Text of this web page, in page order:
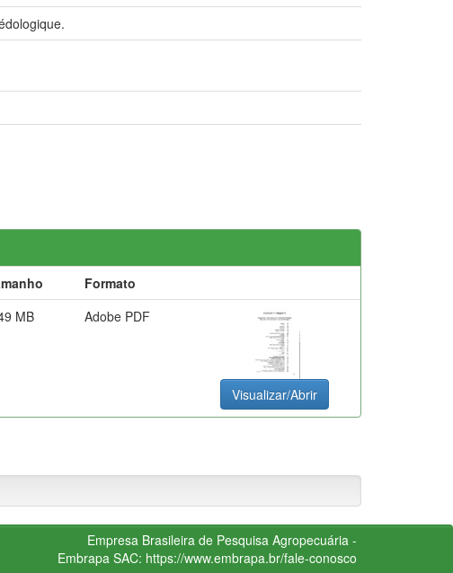
Formato
MB Adobe PDF
Visualizar/Abrir
Empresa Brasileira de Pesquisa Agropecuária -
Embrapa SAC: https://www.embrapa.br/fale-conosco